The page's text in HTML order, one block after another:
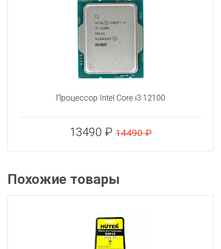
Процессор Intel Core i3 12100
13490 ₽ 14490 ₽
Похожие товары